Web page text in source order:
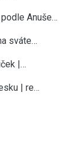
Anuše…
sváte…
|…
| re…